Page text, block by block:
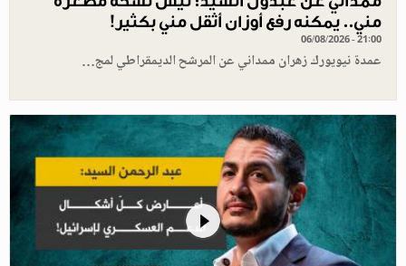
مني.. يمكنه رفع أوزان أثقل مني بكثير!
06/08/2026 - 21:00
عمدة نيويورك زهران ممداني عن المرشح الديمقراطي لمج…